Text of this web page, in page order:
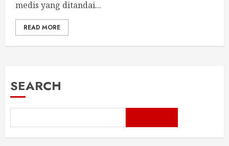
medis yang ditandai...
READ MORE
SEARCH